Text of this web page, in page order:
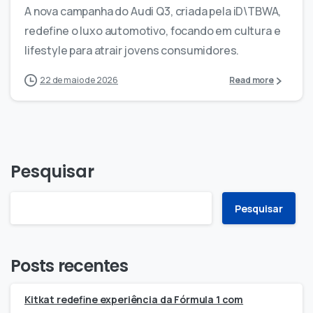
A nova campanha do Audi Q3, criada pela iD\TBWA,
redefine o luxo automotivo, focando em cultura e
lifestyle para atrair jovens consumidores.
22 de maio de 2026 Read more
Pesquisar
Pesquisar
Posts recentes
Kitkat redefine experiência da Fórmula 1 com